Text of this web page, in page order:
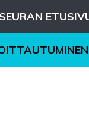
SEURAN